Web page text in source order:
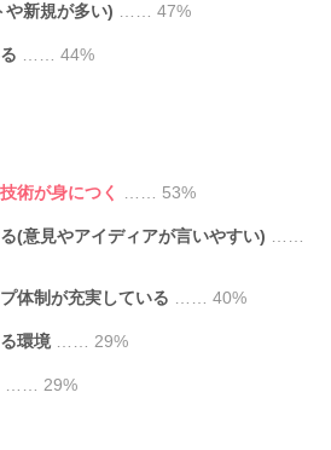
や新規が多い) …… 47%
…… 44%
術が身につく …… 53%
(意見やアイディアが言いやすい)
体制が充実している …… 40%
環境 …… 29%
…… 29%